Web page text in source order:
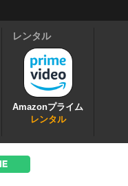
レンタル
Amazonプライム
レンタル